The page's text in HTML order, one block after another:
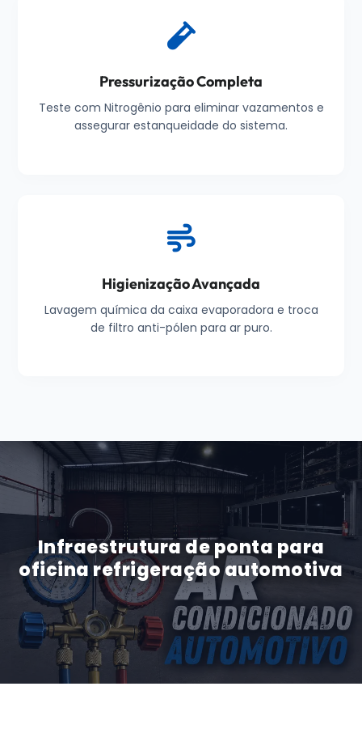
Pressurização Completa
Teste com Nitrogênio para eliminar vazamentos e
assegurar estanqueidade do sistema.
Higienização Avançada
Lavagem química da caixa evaporadora e troca
de filtro anti-pólen para ar puro.
Infraestrutura de ponta para
oficina refrigeração automotiva